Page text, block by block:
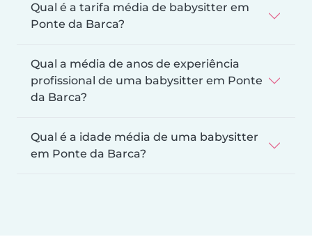
Qual é a tarifa média de babysitter em
Ponte da Barca?
Qual a média de anos de experiência
profissional de uma babysitter em Ponte
da Barca?
Qual é a idade média de uma babysitter
em Ponte da Barca?